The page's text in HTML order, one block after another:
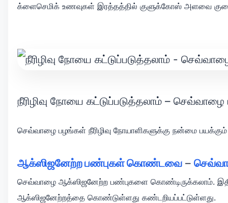
க்ளைசெமிக் உணவுகள் இரத்தத்தில் குளுக்கோஸ் அளவை
நீரிழிவு நோயை கட்டுப்படுத்தலாம் – செவ்வாழை
செவ்வாழை பழங்கள் நீரிழிவு நோயாளிகளுக்கு நன்மை
ஆக்ஸிஜனேற்ற பண்புகள் கொண்டவை –
செவ்வாழை ஆக்ஸிஜனேற்ற பண்புகளை கொண்டிருக்கலாம்.
ஆக்ஸிஜனேற்றத்தை கொண்டுள்ளது கண்டறியப்பட்டுள்ளது.